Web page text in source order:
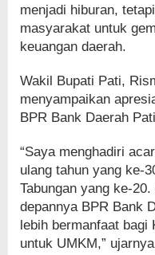
menjadi hiburan,
masyarakat untuk
keuangan daerah.
Wakil Bupati Pati,
menyampaikan
BPR Bank Daerah
“Saya menghadiri
ulang tahun yang ke-
Tabungan yang ke-
depannya BPR Bank
lebih bermanfaat bagi
untuk UMKM,”